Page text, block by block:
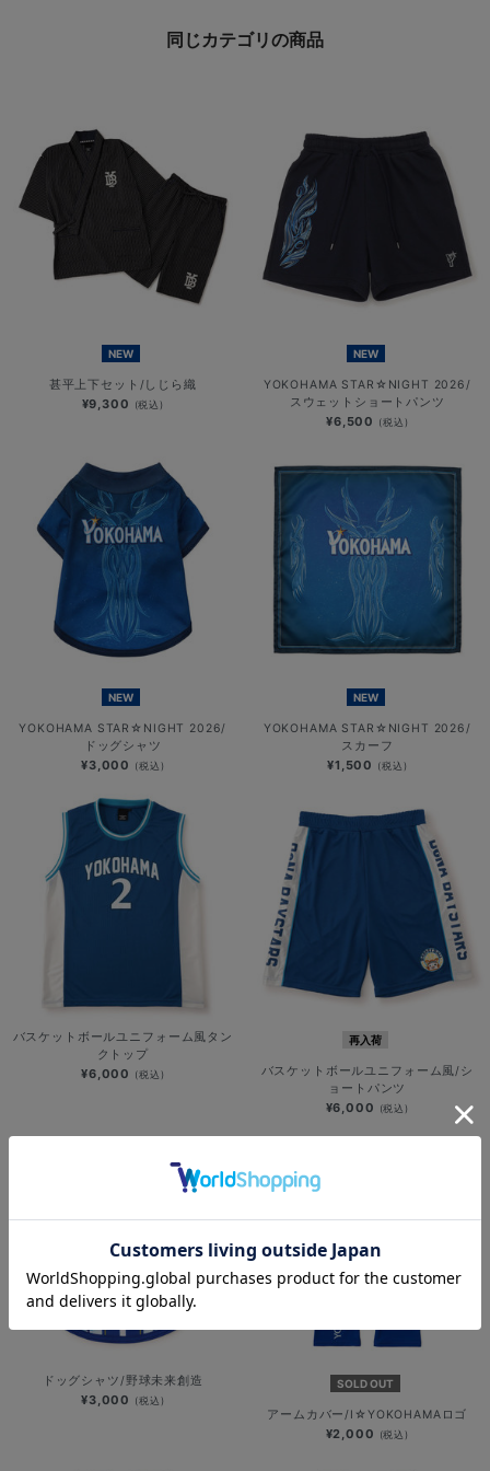
同じカテゴリの商品
NEW
甚平上下セット/しじら織
¥9,300 (税込)
NEW
YOKOHAMA STAR☆NIGHT 2026/
スウェットショートパンツ
¥6,500 (税込)
NEW
YOKOHAMA STAR☆NIGHT 2026/
ドッグシャツ
¥3,000 (税込)
NEW
YOKOHAMA STAR☆NIGHT 2026/
スカーフ
¥1,500 (税込)
バスケットボールユニフォーム風タン
クトップ
¥6,000 (税込)
再入荷
バスケットボールユニフォーム風/シ
ョートパンツ
¥6,000 (税込)
ドッグシャツ/野球未来創造
¥3,000 (税込)
SOLD OUT
アームカバー/I☆YOKOHAMAロゴ
¥2,000 (税込)